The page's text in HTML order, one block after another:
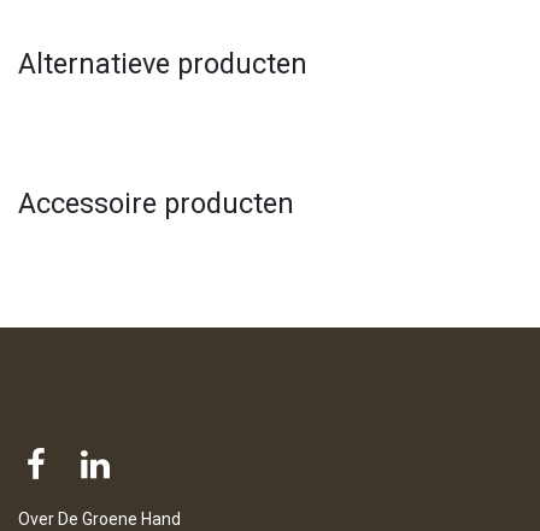
Alternatieve producten
Accessoire producten
Over De Groene Hand